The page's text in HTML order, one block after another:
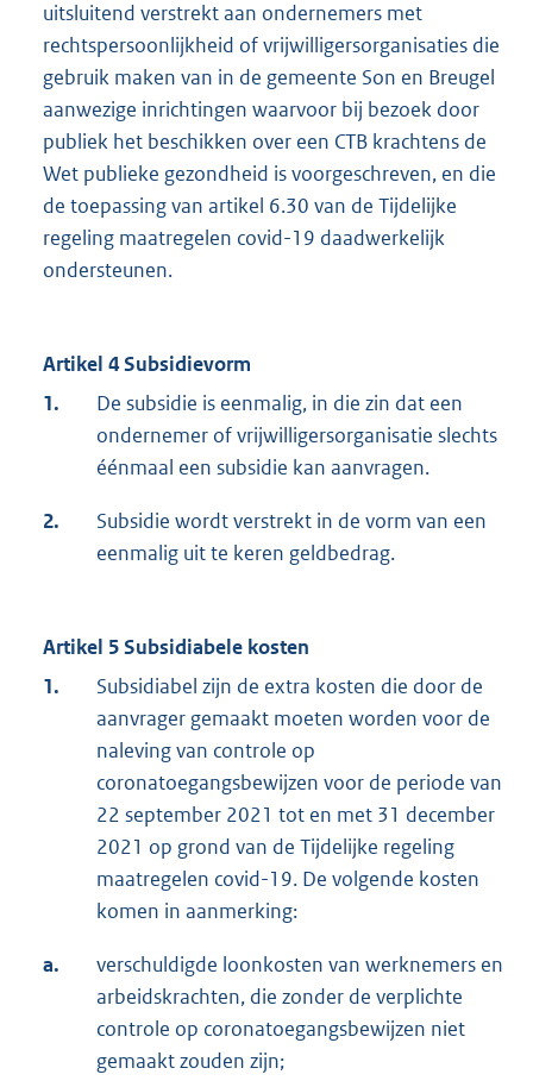
uitsluitend verstrekt aan ondernemers met
rechtspersoonlijkheid of vrijwilligersorganisaties die
gebruik maken van in de gemeente Son en Breugel
aanwezige inrichtingen waarvoor bij bezoek door
publiek het beschikken over een CTB krachtens de
Wet publieke gezondheid is voorgeschreven, en die
de toepassing van artikel 6.30 van de Tijdelijke
regeling maatregelen covid-19 daadwerkelijk
ondersteunen.
Artikel 4 Subsidievorm
1.
De subsidie is eenmalig, in die zin dat een
ondernemer of vrijwilligersorganisatie slechts
éénmaal een subsidie kan aanvragen.
2.
Subsidie wordt verstrekt in de vorm van een
eenmalig uit te keren geldbedrag.
Artikel 5 Subsidiabele kosten
1.
Subsidiabel zijn de extra kosten die door de
aanvrager gemaakt moeten worden voor de
naleving van controle op
coronatoegangsbewijzen voor de periode van
22 september 2021 tot en met 31 december
2021 op grond van de Tijdelijke regeling
maatregelen covid-19. De volgende kosten
komen in aanmerking:
a.
verschuldigde loonkosten van werknemers en
arbeidskrachten, die zonder de verplichte
controle op coronatoegangsbewijzen niet
gemaakt zouden zijn;